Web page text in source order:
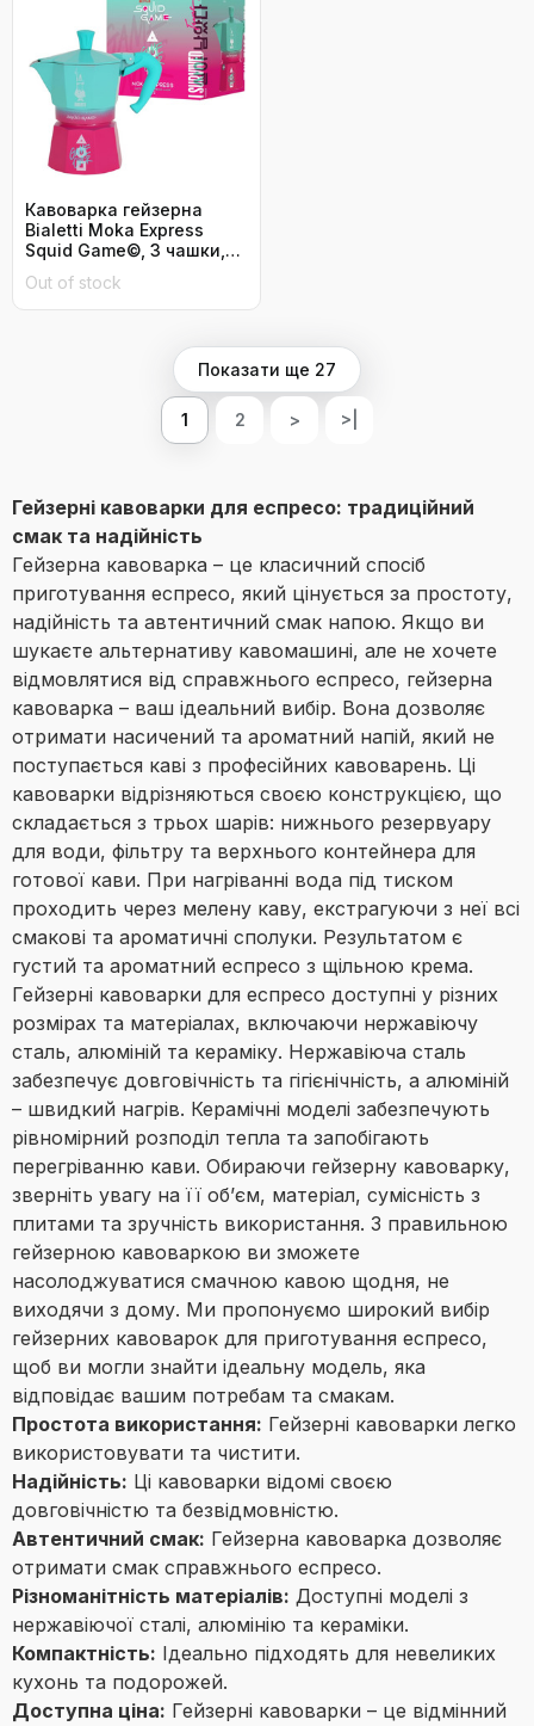
Кавоварка гейзерна
Bialetti Moka Express
Squid Game©, 3 чашки,
Out of stock
Показати ще 27
1 2 > >|
Гейзерні кавоварки для еспресо: традиційний
смак та надійність
Гейзерна кавоварка – це класичний спосіб
приготування еспресо, який цінується за простоту,
надійність та автентичний смак напою. Якщо ви
шукаєте альтернативу кавомашині, але не хочете
відмовлятися від справжнього еспресо, гейзерна
кавоварка – ваш ідеальний вибір. Вона дозволяє
отримати насичений та ароматний напій, який не
поступається каві з професійних кавоварень. Ці
кавоварки відрізняються своєю конструкцією, що
складається з трьох шарів: нижнього резервуару
для води, фільтру та верхнього контейнера для
готової кави. При нагріванні вода під тиском
проходить через мелену каву, екстрагуючи з неї всі
смакові та ароматичні сполуки. Результатом є
густий та ароматний еспресо з щільною крема.
Гейзерні кавоварки для еспресо доступні у різних
розмірах та матеріалах, включаючи нержавіючу
сталь, алюміній та кераміку. Нержавіюча сталь
забезпечує довговічність та гігієнічність, а алюміній
– швидкий нагрів. Керамічні моделі забезпечують
рівномірний розподіл тепла та запобігають
перегріванню кави. Обираючи гейзерну кавоварку,
зверніть увагу на її об’єм, матеріал, сумісність з
плитами та зручність використання. З правильною
гейзерною кавоваркою ви зможете
насолоджуватися смачною кавою щодня, не
виходячи з дому. Ми пропонуємо широкий вибір
гейзерних кавоварок для приготування еспресо,
щоб ви могли знайти ідеальну модель, яка
відповідає вашим потребам та смакам.
Простота використання: Гейзерні кавоварки легко
використовувати та чистити.
Надійність: Ці кавоварки відомі своєю
довговічністю та безвідмовністю.
Автентичний смак: Гейзерна кавоварка дозволяє
отримати смак справжнього еспресо.
Різноманітність матеріалів: Доступні моделі з
нержавіючої сталі, алюмінію та кераміки.
Компактність: Ідеально підходять для невеликих
кухонь та подорожей.
Доступна ціна: Гейзерні кавоварки – це відмінний